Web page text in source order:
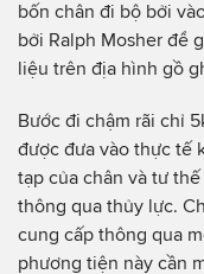
bốn chân đi bộ bởi
bởi Ralph Mosher để
liệu trên địa hình gồ
Bước đi chậm rãi chỉ
được đưa vào thực tế
tạp của chân và tư
thông qua thủy lực.
cung cấp thông qua
phương tiện này cần